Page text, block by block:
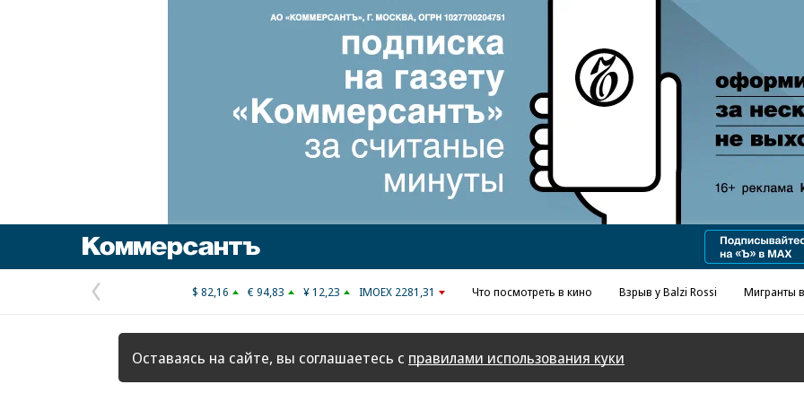
Реклама в «Ъ» www.kommersant.ru/ad
Предыдущая
страница
$ 82,16 € 94,83 ¥ 12,23 IMOEX 2281,31 Что посмотреть в кино Взрыв у Balzi Rossi Мигранты
Оставаясь на сайте, вы соглашаетесь с правилами использования куки